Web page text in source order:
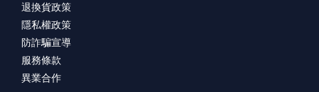
退換貨政策
隱私權政策
防詐騙宣導
服務條款
異業合作